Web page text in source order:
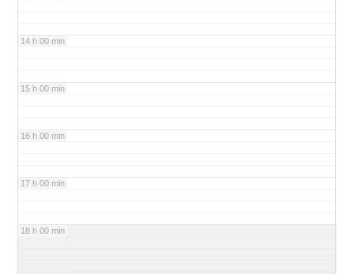
14 h 00 min
15 h 00 min
16 h 00 min
17 h 00 min
18 h 00 min